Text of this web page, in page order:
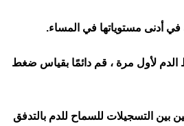
أدنى مستوياتها في المساء.
لأول مرة ، قم دائمًا بقياس ضغط
بين التسجيلات للسماح للدم بالتدفق